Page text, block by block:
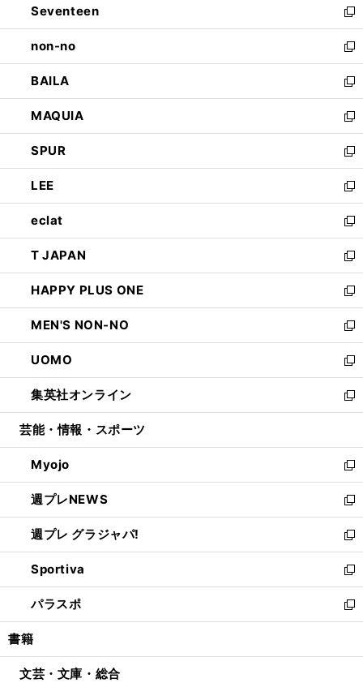
く
で
開
く
ド
ウ
で
開
く
Seventeen
新
し
い
ウ
ィ
ン
ド
ウ
で
開
く
non-no
新
し
い
ウ
ィ
ン
ド
ウ
で
開
く
BAILA
新
し
い
ウ
ィ
ン
ド
ウ
で
開
く
MAQUIA
新
し
い
ウ
ィ
ン
ド
ウ
で
開
く
SPUR
新
し
い
ウ
ィ
ン
ド
ウ
で
開
く
LEE
新
し
い
ウ
ィ
ン
ド
ウ
で
開
く
eclat
新
し
い
ウ
ィ
ン
ド
ウ
で
開
く
T JAPAN
新
し
い
ウ
ィ
ン
ド
ウ
で
開
HAPPY PLUS ONE
新
し
い
ウ
ィ
ン
ド
ウ
開
く
MEN'S NON-NO
新
し
い
ウ
ィ
ン
ウ
で
開
く
UOMO
新
し
い
ウ
ン
ド
ウ
で
開
く
集英社オンライン
新
し
ウ
ィ
ン
ド
ウ
で
開
く
芸能・情報・スポーツ
Myojo
新
し
い
ウ
ィ
ン
ド
ウ
で
開
週プレNEWS
新
し
い
ウ
ィ
ン
ド
ウ
開
週プレ グラジャパ!
新
し
い
ウ
ィ
ン
ウ
Sportiva
新
し
い
ウ
ン
パラスポ
新
し
ウ
書籍
文芸・文庫・総合